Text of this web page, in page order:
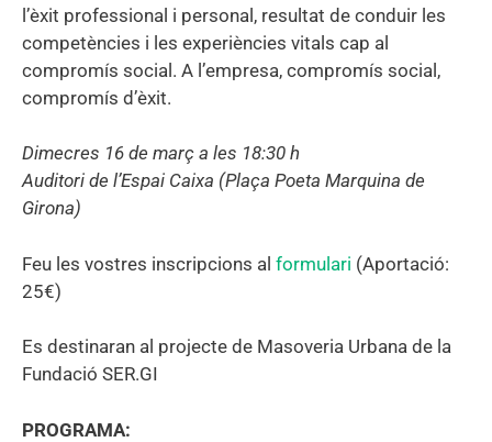
l’èxit professional i personal, resultat de conduir les
competències i les experiències vitals cap al
compromís social. A lʼempresa, compromís social,
compromís dʼèxit.
Dimecres 16 de març a les 18:30 h
Auditori de l’Espai Caixa (Plaça Poeta Marquina de
Girona)
Feu les vostres inscripcions al formulari (Aportació:
25€)
Es destinaran al projecte de Masoveria Urbana de la
Fundació SER.GI
PROGRAMA: